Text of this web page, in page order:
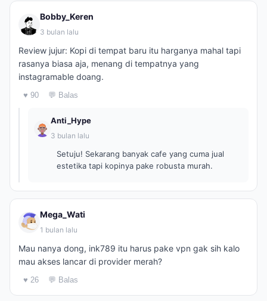
Bobby_Keren
3 bulan lalu
Review jujur: Kopi di tempat baru itu harganya mahal tapi
rasanya biasa aja, menang di tempatnya yang
instagramable doang.
♥ 90 💬 Balas
Anti_Hype
3 bulan lalu
Setuju! Sekarang banyak cafe yang cuma jual
estetika tapi kopinya pake robusta murah.
Mega_Wati
1 bulan lalu
Mau nanya dong, ink789 itu harus pake vpn gak sih kalo
mau akses lancar di provider merah?
♥ 26 💬 Balas